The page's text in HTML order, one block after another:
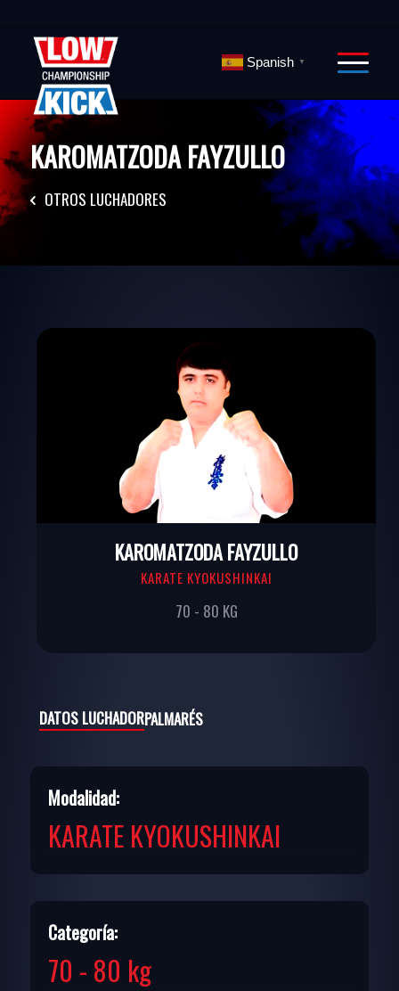
KAROMATZODA FAYZULLO
OTROS LUCHADORES
DATOS LUCHADORPALMARÉS
Modalidad:
KARATE KYOKUSHINKAI
Categoría:
70 - 80 kg
KAROMATZODA FAYZULLO
KARATE KYOKUSHINKAI
70 - 80 KG
Spanish ▼